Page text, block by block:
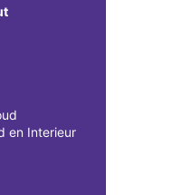
en Interieur